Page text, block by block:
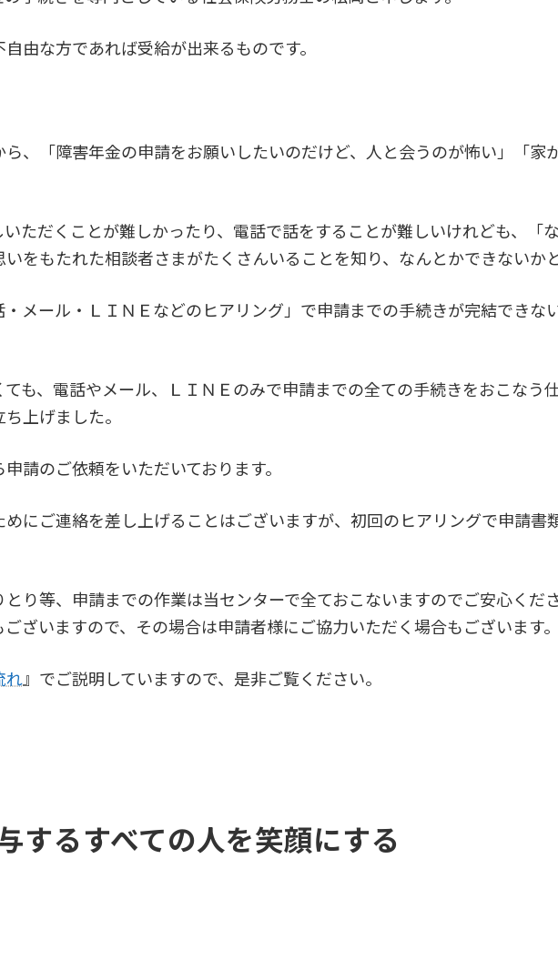
由な方であれば受給が出来るものです。
、「障害年金の申請をお願いしたいのだけど、人と会うのが怖い」「家
ただくことが難しかったり、電話で話をすることが難しいけれども、「
をもたれた相談者さまがたくさんいることを知り、なんとかできないか
メール・ＬＩＮＥなどのヒアリング」で申請までの手続きが完結できな
も、電話やメール、ＬＩＮＥのみで申請までの全ての手続きをおこなう
上げました。
請のご依頼をいただいております。
にご連絡を差し上げることはございますが、初回のヒアリングで申請書
り等、申請までの作業は当センターで全ておこないますのでご安心く
ざいますので、その場合は申請者様にご協力いただく場合もございます。
れ』でご説明していますので、是非ご覧ください。
するすべての人を笑顔にする